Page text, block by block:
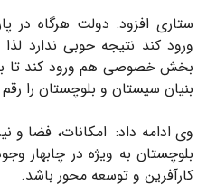
ستاری افزود: دولت هرگاه در
ورود کند نتیجه خوبی ندارد
بخش‌ خصوصی هم ورود کند تا
بنیان سیستان و بلوچستان را
وی ادامه داد: امکانات، فضا و
بلوچستان به ویژه در چابهار
کارآفرین و توسعه محور باشد.